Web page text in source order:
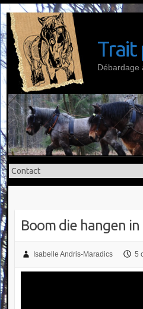
Doorgaan
naar
inhoud
Trait
Débardage
Boom die hangen
Isabelle Andris-Maradics 5